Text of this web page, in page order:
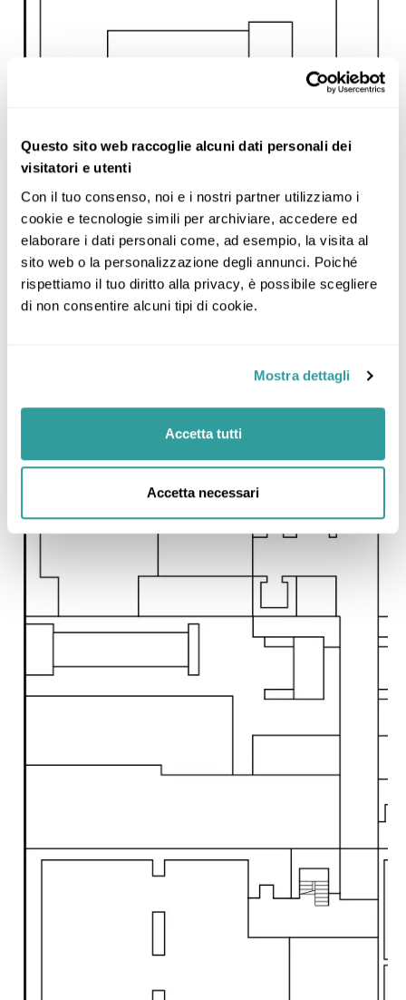
Questo sito web raccoglie alcuni dati personali dei
visitatori e utenti
Con il tuo consenso, noi e i nostri partner utilizziamo i
cookie e tecnologie simili per archiviare, accedere ed
elaborare i dati personali come, ad esempio, la visita al
sito web o la personalizzazione degli annunci. Poiché
rispettiamo il tuo diritto alla privacy, è possibile scegliere
di non consentire alcuni tipi di cookie.
Mostra dettagli
Accetta tutti
Accetta necessari